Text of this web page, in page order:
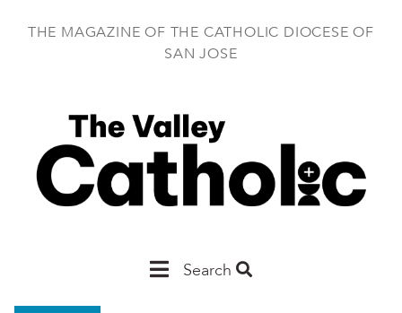
THE MAGAZINE OF THE CATHOLIC DIOCESE OF
SAN JOSE
MainSearch